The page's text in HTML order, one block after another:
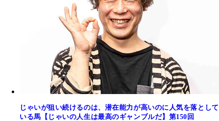
じゃいが狙い続けるのは、潜在能力が高いのに人気を落として
いる馬【じゃいの人生は最高のギャンブルだ】第150回